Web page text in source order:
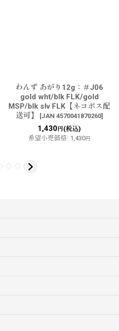
わんず あがり12g：＃J06
gold wht/blk FLK/gold
MSP/blk slv FLK【ネコポス配
送可】
[JAN 4570041870260]
1,430 円(税込)
希望小売価格: 1,430円